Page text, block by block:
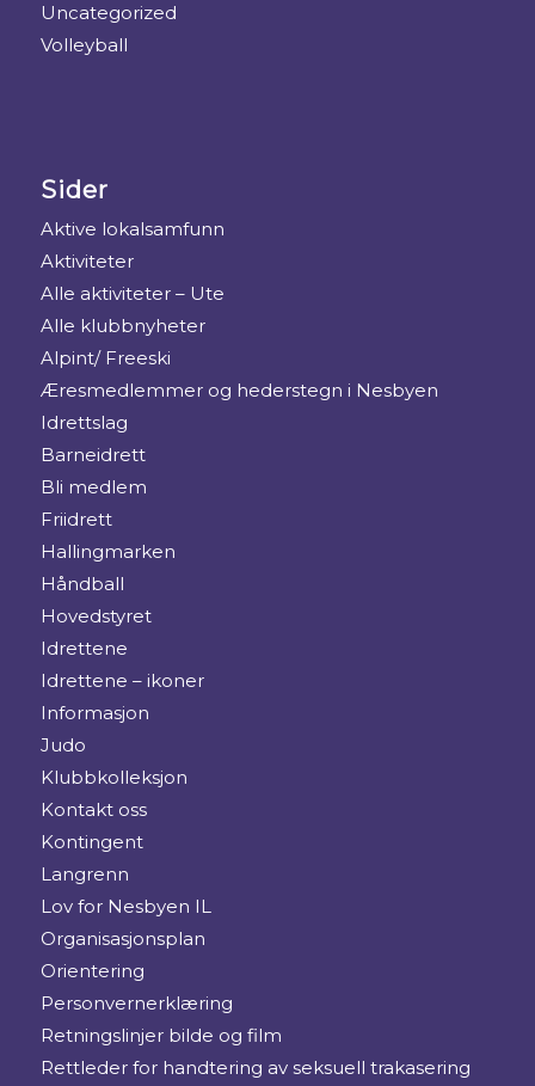
Uncategorized
Volleyball
Sider
Aktive lokalsamfunn
Aktiviteter
Alle aktiviteter – Ute
Alle klubbnyheter
Alpint/ Freeski
Æresmedlemmer og hederstegn i Nesbyen
Idrettslag
Barneidrett
Bli medlem
Friidrett
Hallingmarken
Håndball
Hovedstyret
Idrettene
Idrettene – ikoner
Informasjon
Judo
Klubbkolleksjon
Kontakt oss
Kontingent
Langrenn
Lov for Nesbyen IL
Organisasjonsplan
Orientering
Personvernerklæring
Retningslinjer bilde og film
Rettleder for handtering av seksuell trakasering